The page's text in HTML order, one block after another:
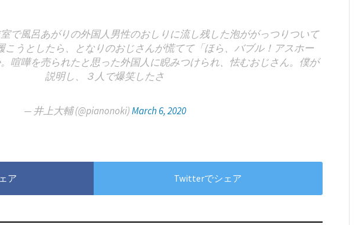
で風呂あがりの外国人男性のおしりに流し残した泡ががっつりついて
こうとしたら、となりのおじさんが慌てて「ほら、バブル！アスホー
喧嘩を売られたと思った外国人に睨みつけられ、怯むおじさん。僕が
説明し、３人で爆笑したさ
— 井上大輔 (@pianonoki)March 6, 2020
ア Twitterでシェア